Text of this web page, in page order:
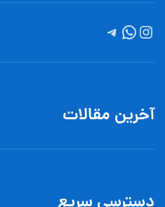
آخرین مقالات